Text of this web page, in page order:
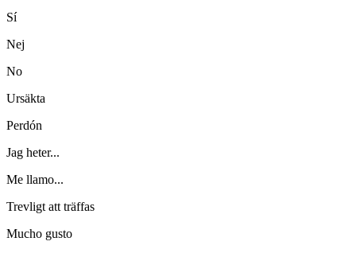
Sí
Nej
No
Ursäkta
Perdón
Jag heter...
Me llamo...
Trevligt att träffas
Mucho gusto